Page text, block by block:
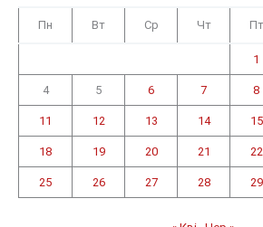
Пн Вт Ср Чт Пт
1
4 5 6 7 8
11 12 13 14 15
18 19 20 21 22
25 26 27 28 29